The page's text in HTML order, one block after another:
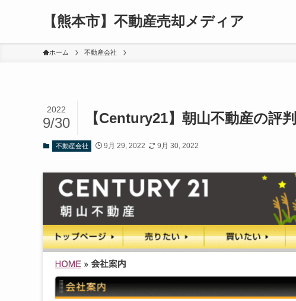
【熊本市】不動産売却メディア
ホーム 不動産会社
【Century21】朝山不動産の評
2022
9/30
不動産会社 9月 29, 2022 9月 30, 2022